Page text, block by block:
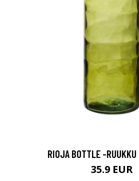
RIOJA BOTTLE -RUUKKU
35.9 EUR